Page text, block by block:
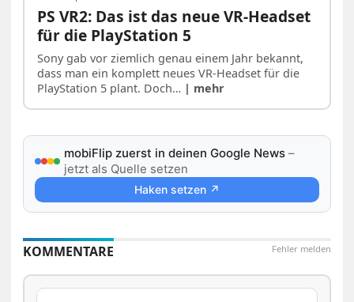
PS VR2: Das ist das neue VR-Headset
für die PlayStation 5
Sony gab vor ziemlich genau einem Jahr bekannt,
dass man ein komplett neues VR-Headset für die
PlayStation 5 plant. Doch… | mehr
mobiFlip zuerst in deinen Google News –
jetzt als Quelle setzen
Haken setzen ↗
Fehler melden
KOMMENTARE